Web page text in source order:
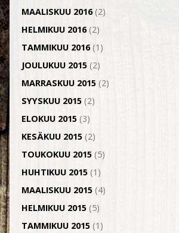
MAALISKUU 2016(2)
HELMIKUU 2016(2)
TAMMIKUU 2016(1)
JOULUKUU 2015(2)
MARRASKUU 2015(2)
SYYSKUU 2015(2)
ELOKUU 2015(3)
KESÄKUU 2015(2)
TOUKOKUU 2015(5)
HUHTIKUU 2015(1)
MAALISKUU 2015(4)
HELMIKUU 2015(5)
TAMMIKUU 2015(1)